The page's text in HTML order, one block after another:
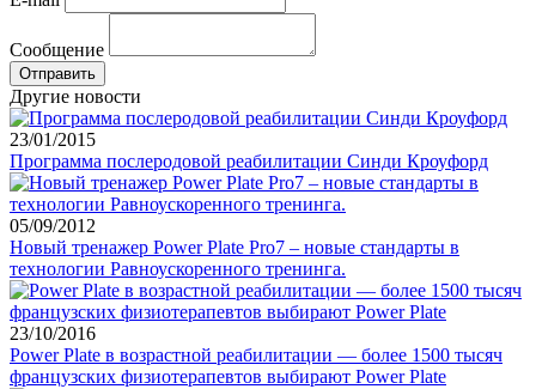
Сообщение
Другие новости
23/01/2015
Программа послеродовой реабилитации Синди Кроуфорд
05/09/2012
Новый тренажер Power Plate Pro7 – новые стандарты в
технологии Равноускоренного тренинга.
23/10/2016
Power Plate в возрастной реабилитации — более 1500 тысяч
французских физиотерапевтов выбирают Power Plate